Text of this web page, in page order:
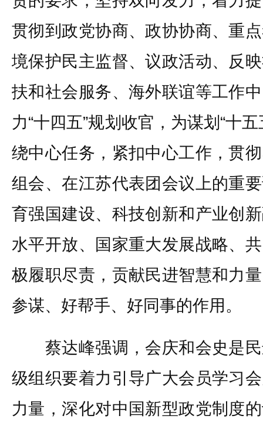
贯彻到政党协商、政协协商、重
境保护民主监督、议政活动、反
扶和社会服务、海外联谊等工作
力“十四五”规划收官，为谋划“十
绕中心任务，紧扣中心工作，贯
组会、在江苏代表团会议上的重
育强国建设、科技创新和产业创
水平开放、国家重大发展战略、
极履职尽责，贡献民进智慧和力
参谋、好帮手、好同事的作用。
蔡达峰强调，会庆和会史是民
级组织要着力引导广大会员学习
力量，深化对中国新型政党制度